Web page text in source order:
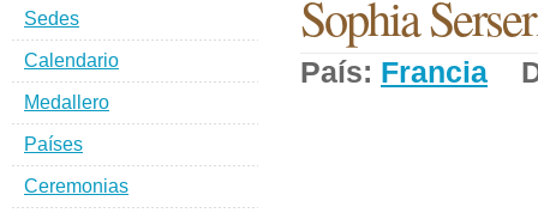
Sophia
País: Francia
Sedes
Calendario
Medallero
Países
Ceremonias